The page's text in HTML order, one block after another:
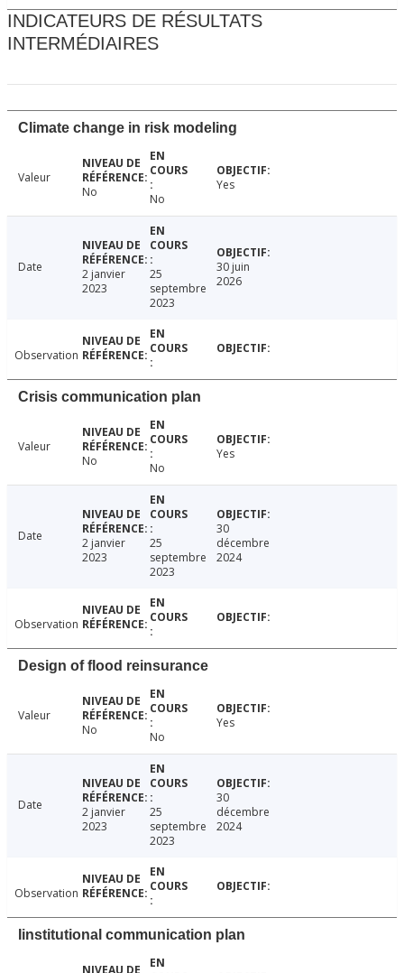
INDICATEURS DE RÉSULTATS
INTERMÉDIAIRES
Climate change in risk modeling
Valeur
No
No
Yes
Date
2 janvier
2023
25
septembre
2023
30 juin
2026
Observation
Crisis communication plan
Valeur
No
No
Yes
Date
2 janvier
2023
25
septembre
2023
30
décembre
2024
Observation
Design of flood reinsurance
Valeur
No
No
Yes
Date
2 janvier
2023
25
septembre
2023
30
décembre
2024
Observation
Iinstitutional communication plan